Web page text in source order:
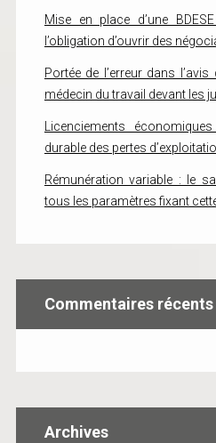
Mise en place d’une
l’obligation d’ouvrir des
Portée de l’erreur dans
médecin du travail devant les
Licenciements
durable des pertes
Rémunération variable : le
tous les paramètres fixant
Commentaires récents
Archives